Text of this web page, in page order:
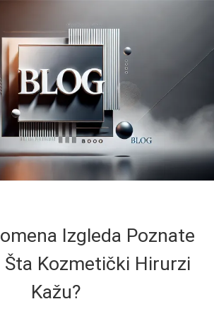
Izgleda Poznate
Šta Kozmetički Hirurzi
Kažu?